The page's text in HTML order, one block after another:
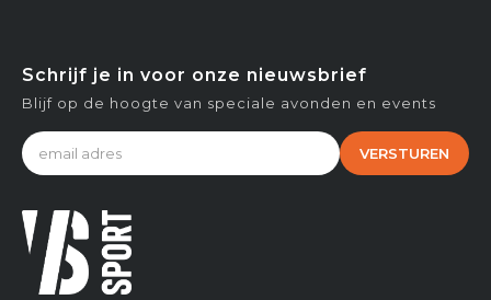
Schrijf je in voor onze nieuwsbrief
Blijf op de hoogte van speciale avonden en events
VERSTUREN